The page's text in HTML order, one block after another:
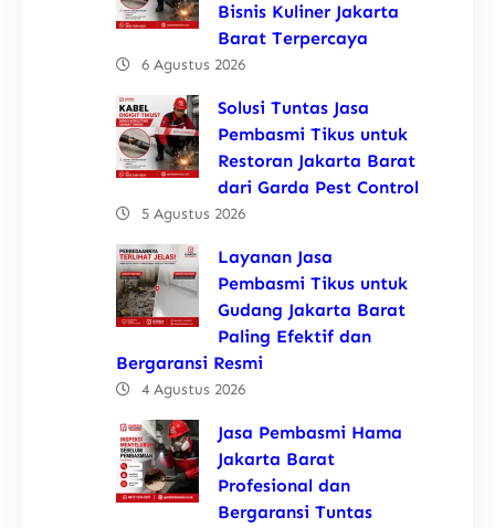
Bisnis Kuliner Jakarta
Barat Terpercaya
6 Agustus 2026
Solusi Tuntas Jasa
Pembasmi Tikus untuk
Restoran Jakarta Barat
dari Garda Pest Control
5 Agustus 2026
Layanan Jasa
Pembasmi Tikus untuk
Gudang Jakarta Barat
Paling Efektif dan
Bergaransi Resmi
4 Agustus 2026
Jasa Pembasmi Hama
Jakarta Barat
Profesional dan
Bergaransi Tuntas